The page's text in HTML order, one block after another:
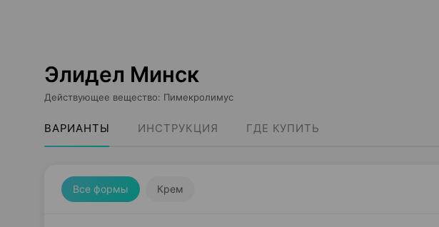
Элидел Минск
Действующее вещество: Пимекролимус
ВАРИАНТЫ ИНСТРУКЦИЯ ГДЕ КУПИТЬ
Все формы Крем